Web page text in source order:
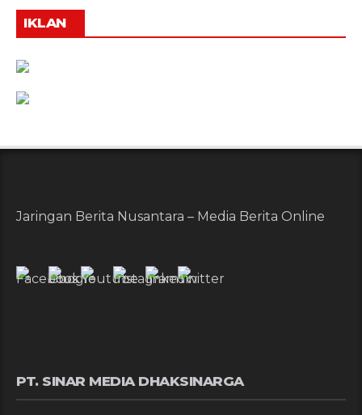
IKLAN
Jaringan Berita Nusantara – Media Berita Online
PT. SINAR MEDIA DHAKSINARGA